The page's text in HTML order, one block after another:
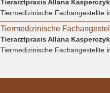
Tierarztpraxis Allana Kasperczyk
Tiermedizinische Fachangestellte
Tierarztpraxis Allana Kasperczyk
Tiermedizinische Fachangestellte